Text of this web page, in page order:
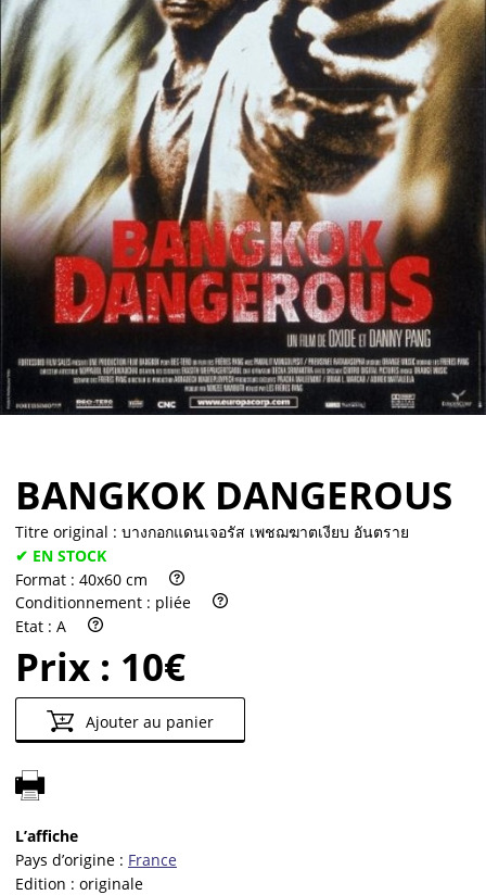
Vendre
BANGKOK DANGEROUS
Titre original : บางกอกแดนเจอรัส เพชฌฆาตเงียบ อันตราย
✔ EN STOCK
Format : 40x60 cm
Conditionnement : pliée
Etat : A
Prix : 10€
Ajouter au panier
L’affiche
Pays d’origine : France
Edition : originale